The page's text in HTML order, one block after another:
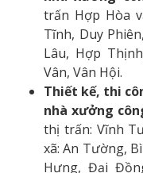
trấn Hợp Hòa
Tĩnh, Duy
Lâu, Hợp
Vân, Vân Hội.
Thiết kế, thi
nhà xưởng
thị trấn: Vĩnh
xã: An Tường,
Hưng, Đại